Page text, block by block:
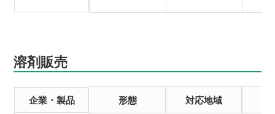
溶剤販売
企業・製品 形態 対応地域